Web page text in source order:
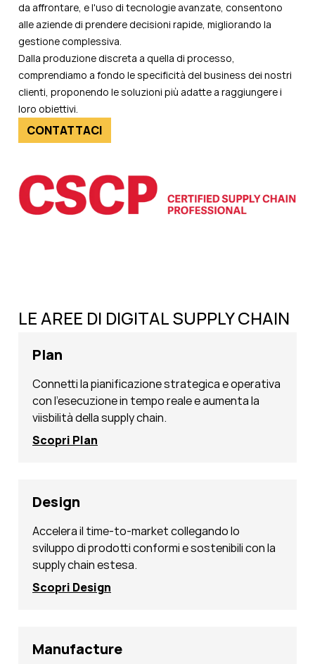
da affrontare, e l'uso di tecnologie avanzate, consentono
alle aziende di prendere decisioni rapide, migliorando la
gestione complessiva.
Dalla produzione discreta a quella di processo,
comprendiamo a fondo le specificità del business dei nostri
clienti, proponendo le soluzioni più adatte a raggiungere i
loro obiettivi.
CONTATTACI
LE AREE DI DIGITAL SUPPLY CHAIN
Plan
Connetti la pianificazione strategica e operativa
con l'esecuzione in tempo reale e aumenta la
viisbilità della supply chain.
Scopri Plan
Design
Accelera il time-to-market collegando lo
sviluppo di prodotti conformi e sostenibili con la
supply chain estesa.
Scopri Design
Manufacture